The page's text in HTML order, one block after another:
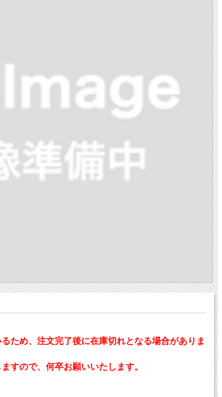
め、注文完了後に在庫切れとなる場合がありま
ので、何卒お願いいたします。